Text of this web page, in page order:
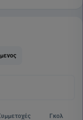
Γκολ